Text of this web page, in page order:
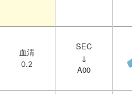
血清
0.2
SEC
↓
A00
血清
0.2
SEC
↓
A00